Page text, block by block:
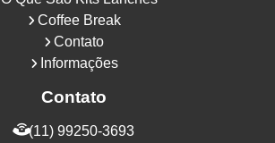
Coffee Break
Contato
Informações
Contato
(11) 99250-3693